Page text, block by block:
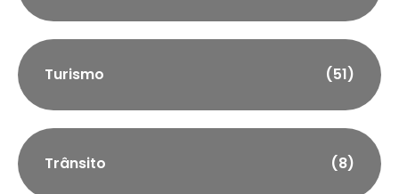
Turismo (51)
Trânsito (8)